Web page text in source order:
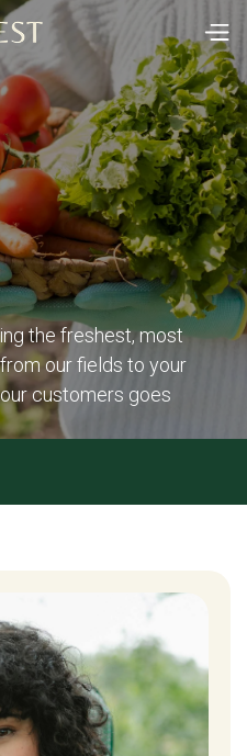
the freshest, most
our fields to your
customers goes